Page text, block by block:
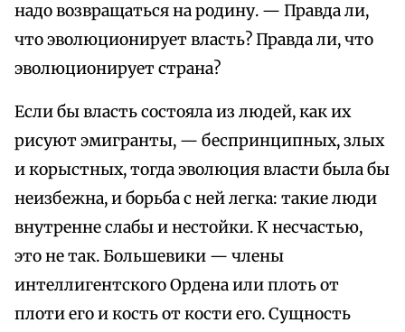
надо возвращаться на родину. — Правда ли,
что эволюционирует власть? Правда ли, что
эволюционирует страна?
Если бы власть состояла из людей, как их
рисуют эмигранты, — беспринципных, злых
и корыстных, тогда эволюция власти была бы
неизбежна, и борьба с ней легка: такие люди
внутренне слабы и нестойки. К несчастью,
это не так. Большевики — члены
интеллигентского Ордена или плоть от
плоти его и кость от кости его. Сущность